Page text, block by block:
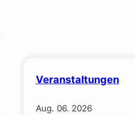
Veranstaltungen
Aug. 06. 2026